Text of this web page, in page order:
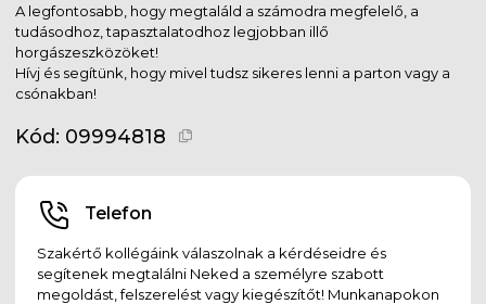
A legfontosabb, hogy megtaláld a számodra megfelelő, a
tudásodhoz, tapasztalatodhoz legjobban illő
horgászeszközöket!
Hívj és segítünk, hogy mivel tudsz sikeres lenni a parton vagy a
csónakban!
Kód: 09994818
Telefon
Szakértő kollégáink válaszolnak a kérdéseidre és
segítenek megtalálni Neked a személyre szabott
megoldást, felszerelést vagy kiegészítőt! Munkanapokon